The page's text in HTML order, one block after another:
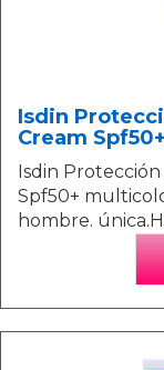
Isdin
Cream Spf50+
Isdin
Spf50+
hombre.